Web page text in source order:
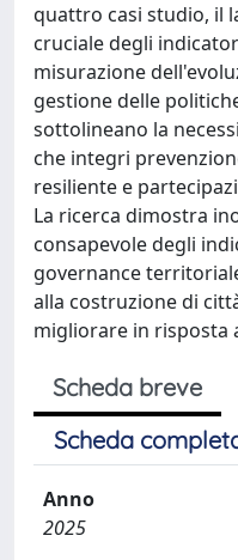
quattro casi studio, il
cruciale degli
misurazione
gestione delle
sottolineano la
che integri
resiliente e
La ricerca dimostra
consapevole degli
governance
alla costruzione di
migliorare in risposta
Scheda breve
Scheda
Anno
2025